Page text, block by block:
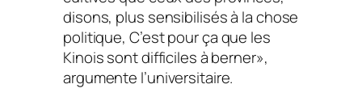
disons, plus sensibilisés à la chose
politique, C’est pour ça que les
Kinois sont difficiles à berner»,
argumente l’universitaire.